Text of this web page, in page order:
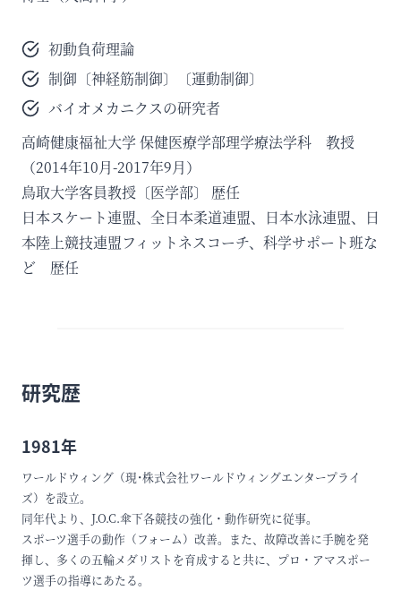
初動負荷理論
制御〔神経筋制御〕〔運動制御〕
バイオメカニクスの研究者
高崎健康福祉大学 保健医療学部理学療法学科 教授
（2014年10月-2017年9月）
鳥取大学客員教授〔医学部〕 歴任
日本スケート連盟、全日本柔道連盟、日本水泳連盟、日
本陸上競技連盟フィットネスコーチ、科学サポート班な
ど 歴任
研究歴
1981年
ワールドウィング（現･株式会社ワールドウィングエンタープライ
ズ）を設立。
同年代より、J.O.C.傘下各競技の強化・動作研究に従事。
スポーツ選手の動作（フォーム）改善。また、故障改善に手腕を発
揮し、多くの五輪メダリストを育成すると共に、プロ・アマスポー
ツ選手の指導にあたる。